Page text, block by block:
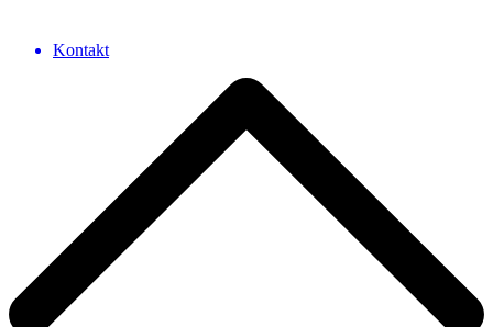
Kontakt